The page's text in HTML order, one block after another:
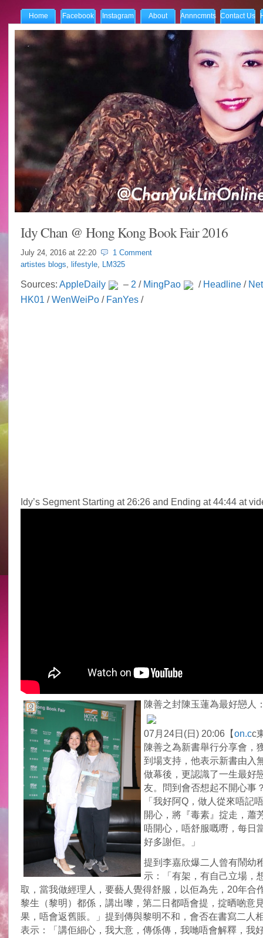
Home Facebook Instagram About Annncmnts Contact Us
Idy Chan @ Hong Kong Book Fair 2016
July 24, 2016 at 22:20
1 Comment
artistes blogs, lifestyle, LM325
Sources: AppleDaily – 2 / MingPao / Headline/
HK01 /WenWeiPo/ FanYes/
Idy’s Segment Starting at 26:26 and Ending at 44:44 at
陳善之封陳玉蓮為最好戀人
07月24日(日) 20:06【on.cc
陳善之為新書舉行分享會，
到場支持，他表示新書由入
做幕後，更認識了一生最好
友。問到會否想起不開心事
「我好阿Q，做人從來唔記
開心，將『毒素』掟走，蕭
唔開心，唔舒服嘅嘢，每日
好多謝佢。」
提到李嘉欣爆二人曾有鬧幼
示：「有架，有自己立場，
取，當我做經理人，要藝人覺得舒服，以佢為先，20年合
黎生（黎明）都係，講出嚟，第二日都唔會提，掟晒啲意
果，唔會返舊賬。」提到傳與黎明不和，會否在書寫二人
表示：「講佢細心，我大意，傳係傳，我哋唔會解釋，我